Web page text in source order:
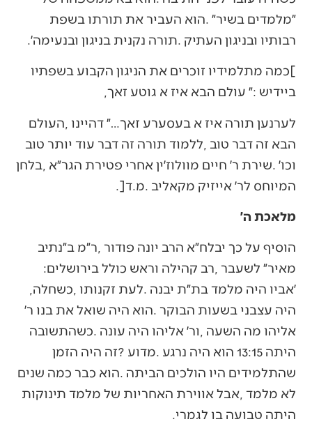
‬רבותיו‭ ‬ובניגון‭ ‬העתיק‭. ‬תורה‭ ‬נקנית‭ ‬בניגון‭ ‬ובנעימה׳‭.‬
‬ביידיש‭: ‬״‭ ‬עולם‭ ‬הבא‭ ‬איז‭ ‬א‭ ‬גוטע‭ ‬זאך‭,‬
‬וכו׳‭. ‬שירת‭ ‬ר׳‭ ‬חיים‭ ‬מוולוז׳ין‭ ‬אחרי‭ ‬פטירת‭ ‬הגר״א‭, ‬בלחן‭
‬המיוחס‭ ‬לר׳‭ ‬אייזיק‭ ‬מקאליב‭. ‬מ‭.‬ד‭.]‬
מלאכת ה׳
‬מאיר״‭ ‬לשעבר‭, ‬רב‭ ‬קהילה‭ ‬וראש‭ ‬כולל‭ ‬בירושלים‭:
‬היה‭ ‬עצבני‭ ‬בשעות‭ ‬הבוקר‭. ‬הוא‭ ‬היה‭ ‬שואל‭ ‬את‭ ‬בנו‭ ‬ר׳‭
‬היתה‭ ‬13:15‭ ‬הוא‭ ‬היה‭ ‬נרגע‭. ‬מדוע‭? ‬זה‭ ‬היה‭ ‬הזמן‭
‬היתה‭ ‬טבועה‭ ‬בו‭ ‬לגמרי‭.‬